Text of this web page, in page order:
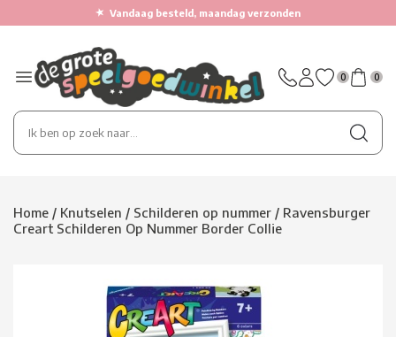
★ Vandaag besteld, maandag verzonden
0 0
Home / Knutselen / Schilderen op nummer / Ravensburger
Creart Schilderen Op Nummer Border Collie